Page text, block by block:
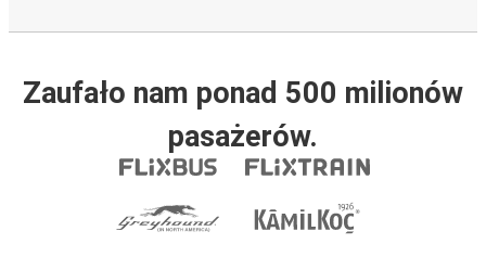
Zaufało nam ponad 500 milionów
pasażerów.